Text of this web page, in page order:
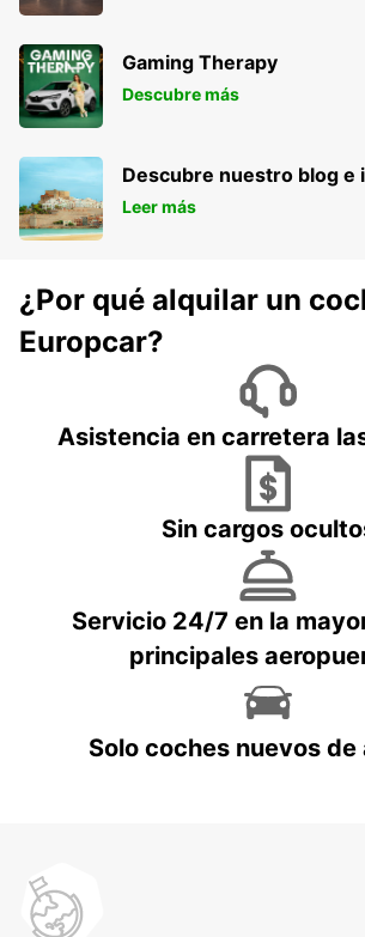
Gaming Therapy
Descubre más
Descubre nuestro blog e
Leer más
¿Por qué alquilar un
Europcar?
Asistencia en carretera
Sin cargos
Servicio 24/7 en la
principales
Solo coches nuevos de